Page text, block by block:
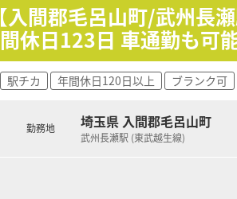
＼ 制度は充実しています ／
■コンプライアンス重視、サ
■高度薬学管理、在宅医療、
各分野に合わせた設備整備や
■育休復帰からの定着率97％
復職前のサポート、また復
子育てサポートに高い水準で
■年間休日は125日！働きや
■4つの勤務コースを用意し
【入間郡毛呂山町/武州
間休日123日 車通勤も可
駅チカ 年間休日120日以上 ブランク可
勤務地 埼玉県 入間郡毛呂山町
武州長瀬駅 (東武越生線)